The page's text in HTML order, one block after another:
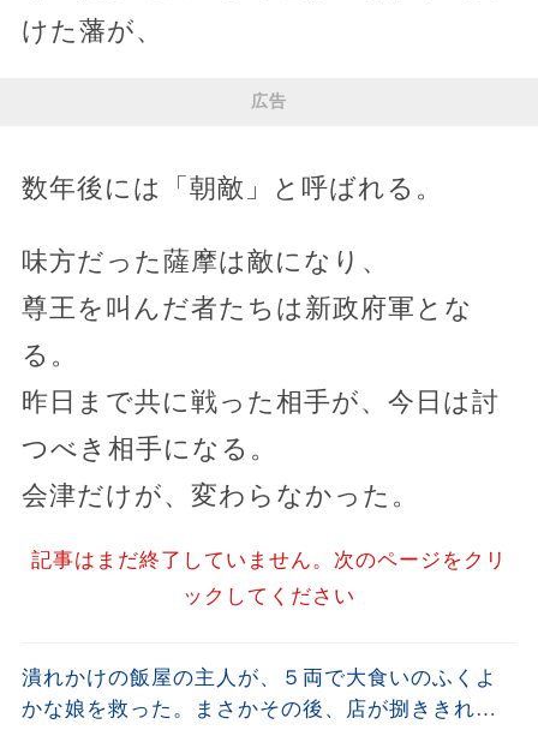
けた藩が、
広告
数年後には「朝敵」と呼ばれる。
味方だった薩摩は敵になり、
尊王を叫んだ者たちは新政府軍とな
る。
昨日まで共に戦った相手が、今日は討
つべき相手になる。
会津だけが、変わらなかった。
記事はまだ終了していません。次のページをクリ
ックしてください
潰れかけの飯屋の主人が、５両で大食いのふくよ
かな娘を救った。まさかその後、店が捌ききれな